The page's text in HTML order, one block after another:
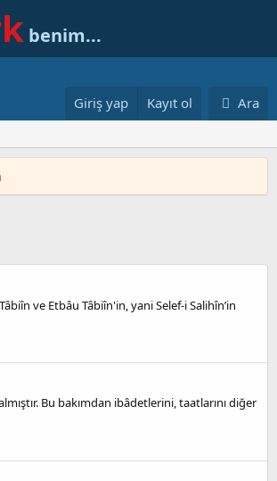
benim...
Giriş yap Kayıt ol Ara
ve Etbâu Tâbiîn'in, yani Selef-i Salihîn’in
Bu bakımdan ibâdetlerini, taatlarını diğer